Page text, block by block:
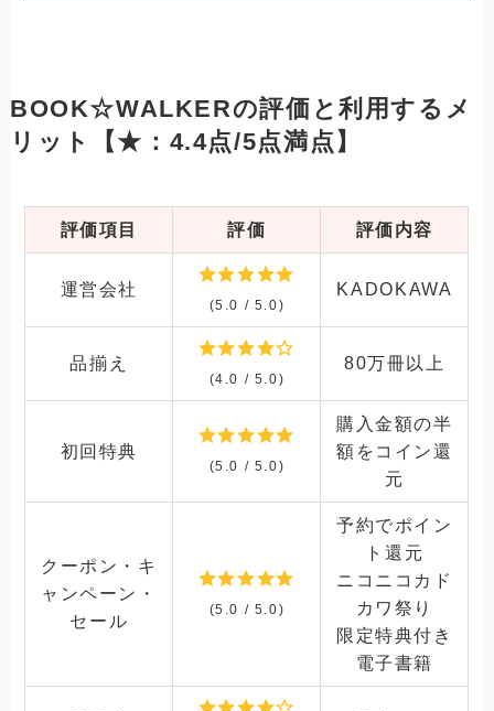
BOOK☆WALKERの評価と利用するメ
リット【★：4.4点/5点満点】
評価項目 評価 評価内容
運営会社
(5.0 / 5.0)
KADOKAWA
品揃え
(4.0 / 5.0)
80万冊以上
初回特典
(5.0 / 5.0)
購入金額の半
額をコイン還
元
クーポン・キ
ャンペーン・
セール
(5.0 / 5.0)
予約でポイン
ト還元
ニコニコカド
カワ祭り
限定特典付き
電子書籍